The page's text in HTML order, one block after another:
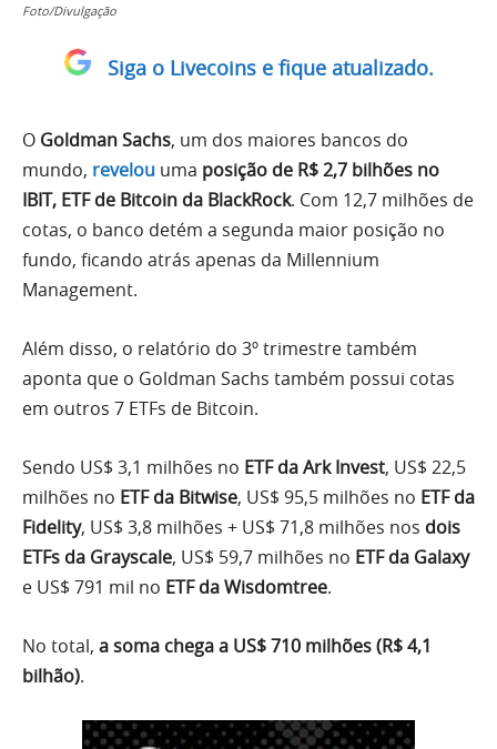
Foto/Divulgação
Siga o Livecoins e fique atualizado.
O Goldman Sachs, um dos maiores bancos do
mundo, revelou uma posição de R$ 2,7 bilhões no
IBIT, ETF de Bitcoin da BlackRock. Com 12,7 milhões de
cotas, o banco detém a segunda maior posição no
fundo, ficando atrás apenas da Millennium
Management.
Além disso, o relatório do 3º trimestre também
aponta que o Goldman Sachs também possui cotas
em outros 7 ETFs de Bitcoin.
Sendo US$ 3,1 milhões no ETF da Ark Invest, US$ 22,5
milhões no ETF da Bitwise, US$ 95,5 milhões no ETF da
Fidelity, US$ 3,8 milhões + US$ 71,8 milhões nos dois
ETFs da Grayscale, US$ 59,7 milhões no ETF da Galaxy
e US$ 791 mil no ETF da Wisdomtree.
No total, a soma chega a US$ 710 milhões (R$ 4,1
bilhão).